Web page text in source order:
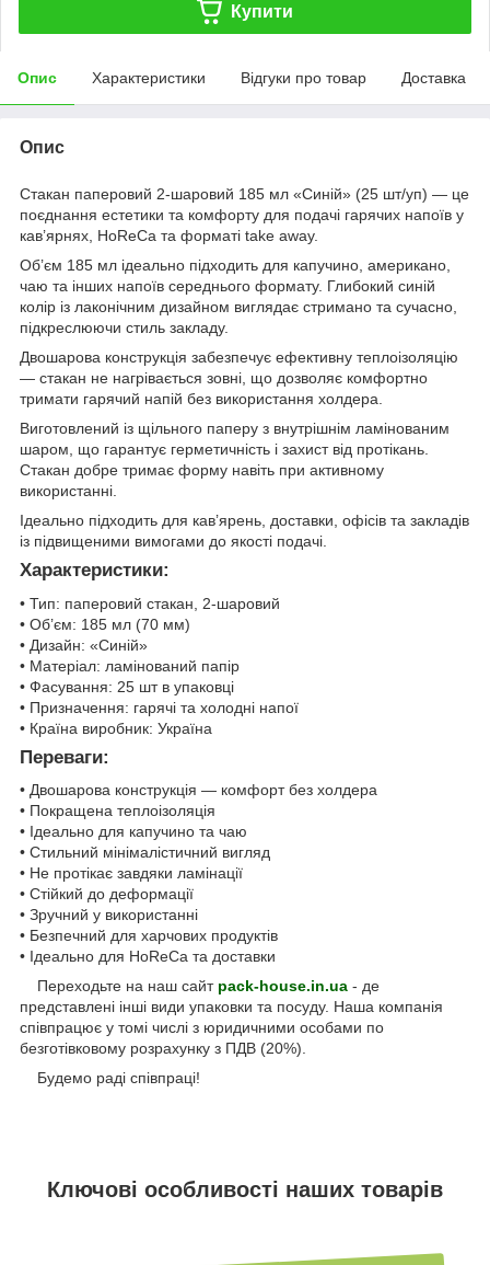
Купити
Опис Характеристики Відгуки про товар Доставка
Опис
Стакан паперовий 2-шаровий 185 мл «Синій» (25 шт/уп) — це
поєднання естетики та комфорту для подачі гарячих напоїв у
кав’ярнях, HoReCa та форматі take away.
Об’єм 185 мл ідеально підходить для капучино, американо,
чаю та інших напоїв середнього формату. Глибокий синій
колір із лаконічним дизайном виглядає стримано та сучасно,
підкреслюючи стиль закладу.
Двошарова конструкція забезпечує ефективну теплоізоляцію
— стакан не нагрівається зовні, що дозволяє комфортно
тримати гарячий напій без використання холдера.
Виготовлений із щільного паперу з внутрішнім ламінованим
шаром, що гарантує герметичність і захист від протікань.
Стакан добре тримає форму навіть при активному
використанні.
Ідеально підходить для кав’ярень, доставки, офісів та закладів
із підвищеними вимогами до якості подачі.
Характеристики:
• Тип: паперовий стакан, 2-шаровий
• Об’єм: 185 мл (70 мм)
• Дизайн: «Синій»
• Матеріал: ламінований папір
• Фасування: 25 шт в упаковці
• Призначення: гарячі та холодні напої
• Країна виробник: Україна
Переваги:
• Двошарова конструкція — комфорт без холдера
• Покращена теплоізоляція
• Ідеально для капучино та чаю
• Стильний мінімалістичний вигляд
• Не протікає завдяки ламінації
• Стійкий до деформації
• Зручний у використанні
• Безпечний для харчових продуктів
• Ідеально для HoReCa та доставки
Переходьте на наш сайт pack-house.in.ua - де
представлені інші види упаковки та посуду. Наша компанія
співпрацює у томі числі з юридичними особами по
безготівковому розрахунку з ПДВ (20%).
Будемо раді співпраці!
Ключові особливості наших товарів